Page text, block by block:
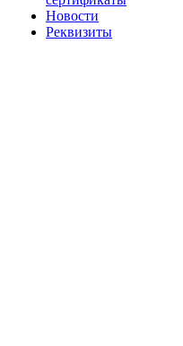
Новости
Реквизиты